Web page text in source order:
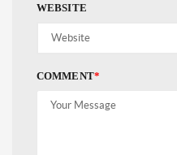
WEBSITE
COMMENT*